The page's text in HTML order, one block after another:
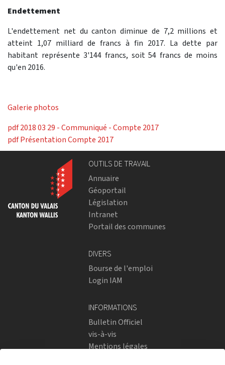
Endettement
L'endettement net du canton diminue de 7,2 millions et
atteint 1,07 milliard de francs à fin 2017. La dette par
habitant représente 3'144 francs, soit 54 francs de moins
qu'en 2016.
Galerie photos
pdf2018 03 29 - Communiqué - Compte 2017
pdfPrésentation Compte 2017
OUTILS DE TRAVAIL
Annuaire
Géoportail
Législation
Intranet
Portail des communes
DIVERS
Bourse de l'emploi
Login IAM
INFORMATIONS
Bulletin Officiel
vis-à-vis
Mentions légales